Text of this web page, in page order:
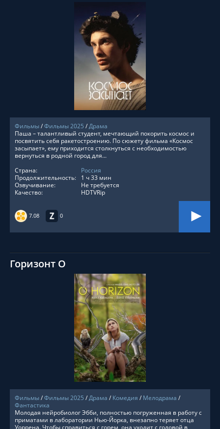
СМОТРЕТЬ ОНЛАЙН
Фильмы/Фильмы 2025 /Драма
7.08 0
Паша – талантливый студент, мечтающий покорить космос и
посвятить себя ракетостроению. По сюжету фильма «Космос
засыпает», ему приходится столкнуться с необходимостью
вернуться в родной город для...
Страна:
Россия
Продолжительность:
1 ч 33 мин
Озвучивание:
Не требуется
Качество:
HDTVRip
Горизонт О
СМОТРЕТЬ ОНЛАЙН
Фильмы/Фильмы 2025 /Драма / Комедия / Мелодрама /
Фантастика
Молодая нейробиолог Эбби, полностью погруженная в работу с
приматами в лаборатории Нью-Йорка, внезапно теряет отца
Уоррена. Чтобы справиться с горем, она уходит с головой в